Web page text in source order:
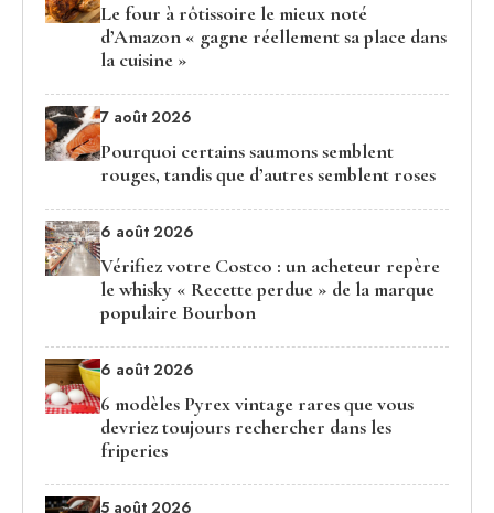
Le four à rôtissoire le mieux noté
d’Amazon « gagne réellement sa place dans
la cuisine »
7 août 2026
Pourquoi certains saumons semblent
rouges, tandis que d’autres semblent roses
6 août 2026
Vérifiez votre Costco : un acheteur repère
le whisky « Recette perdue » de la marque
populaire Bourbon
6 août 2026
6 modèles Pyrex vintage rares que vous
devriez toujours rechercher dans les
friperies
5 août 2026